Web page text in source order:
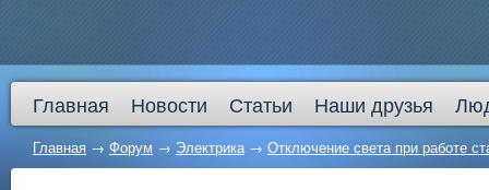
Главная Новости Статьи Наши друзья
Главная → Форум → Электрика→ Отключение света при работе